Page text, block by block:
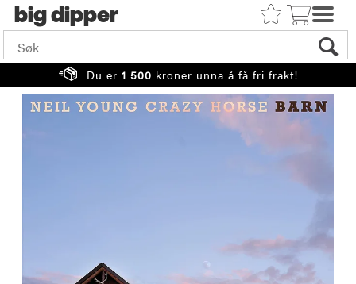
big
Du er 1 500 kroner unna å få fri frakt!